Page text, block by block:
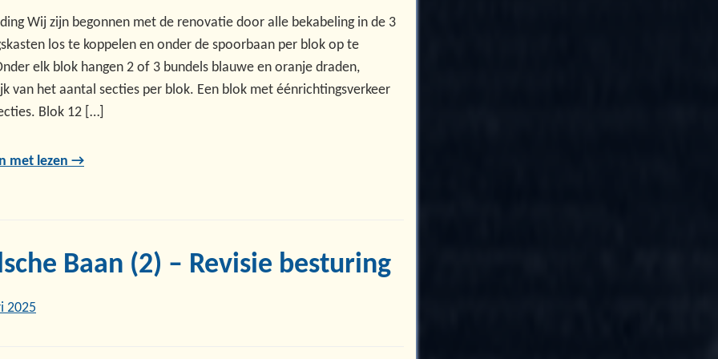
Wij zijn begonnen met de renovatie door alle bekabeling in de 3
los te koppelen en onder de spoorbaan per blok op te
elk blok hangen 2 of 3 bundels blauwe en oranje draden,
van het aantal secties per blok. Een blok met éénrichtingsverkeer
Blok 12 […]
met lezen →
Baan (2) – Revisie besturing
2025